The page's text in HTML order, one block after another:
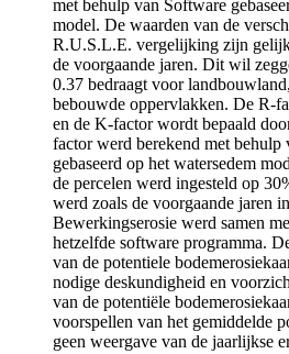
met behulp van Software
model. De waarden van de
R.U.S.L.E. vergelijking zijn
de voorgaande jaren. Dit wil
0.37 bedraagt voor
bebouwde oppervlakken. De R-
en de K-factor wordt bepaald
factor werd berekend met behulp
gebaseerd op het watersedem
de percelen werd ingesteld op
werd zoals de voorgaande jaren
Bewerkingserosie werd samen
hetzelfde software programma.
van de potentiele
nodige deskundigheid en
van de potentiële
voorspellen van het gemiddelde
geen weergave van de jaarlijkse